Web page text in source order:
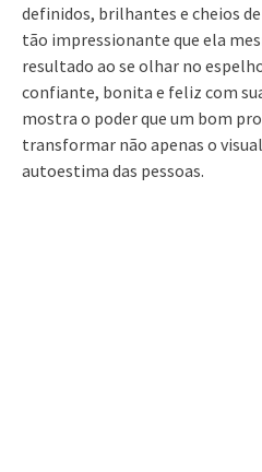
definidos, brilhantes e cheios
tão impressionante que ela
resultado ao se olhar no
confiante, bonita e feliz com
mostra o poder que um bom
transformar não apenas o
autoestima das pessoas.